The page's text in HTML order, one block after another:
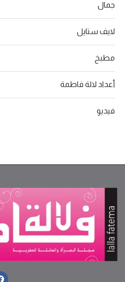
جمال
لايف ستايل
مطبخ
أعداد لالة فاطمة
فيديو